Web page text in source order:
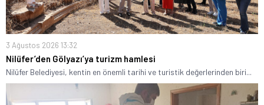
3 Ağustos 2026 13:32
Nilüfer’den Gölyazı’ya turizm hamlesi
Nilüfer Belediyesi, kentin en önemli tarihi ve turistik değerlerinden biri...